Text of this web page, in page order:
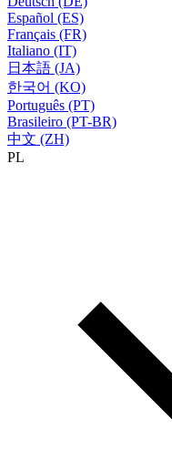
Español (ES)
Français (FR)
Italiano (IT)
日本語 (JA)
한국어 (KO)
Português (PT)
Brasileiro (PT-BR)
中文 (ZH)
PL